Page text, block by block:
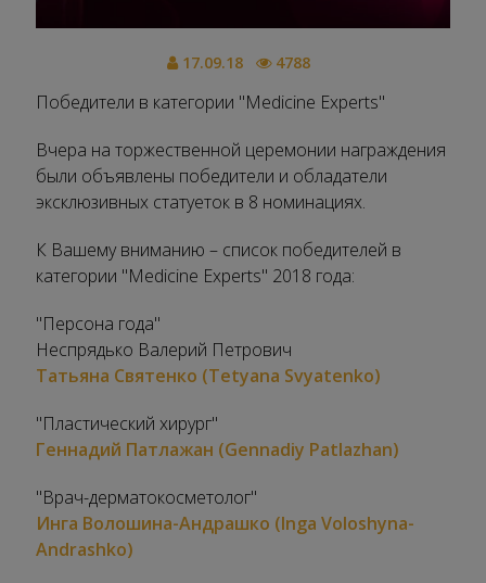
17.09.18 4788
Победители в категории "Medicine Experts"
Вчера на торжественной церемонии награждения
были объявлены победители и обладатели
эксклюзивных статуеток в 8 номинациях.
К Вашему вниманию – список победителей в
категории "Medicine Experts" 2018 года:
"Персона года"
Неспрядько Валерий Петрович
Татьяна Святенко (Tetyana Svyatenko)
"Пластический хирург"
Геннадий Патлажан (Gennadiy Patlazhan)
"Врач-дерматокосметолог"
Инга Волошина-Андрашко (Inga Voloshyna-
Andrashko)